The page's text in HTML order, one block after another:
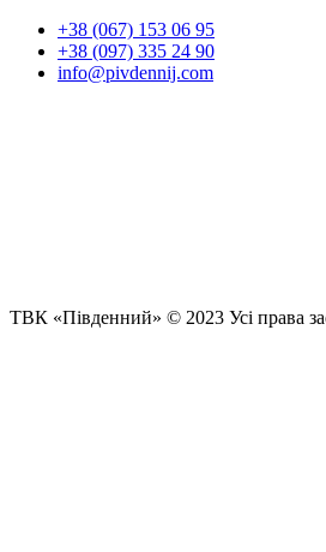
+38 (067) 153 06 95
+38 (097) 335 24 90
info@pivdennij.com
ТВК «Південний» © 2023 Усі права